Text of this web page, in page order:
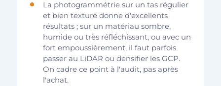
La photogrammétrie sur un tas régulier
et bien texturé donne d'excellents
résultats ; sur un matériau sombre,
humide ou très réfléchissant, ou avec un
fort empoussièrement, il faut parfois
passer au LiDAR ou densifier les GCP.
On cadre ce point à l'audit, pas après
l'achat.